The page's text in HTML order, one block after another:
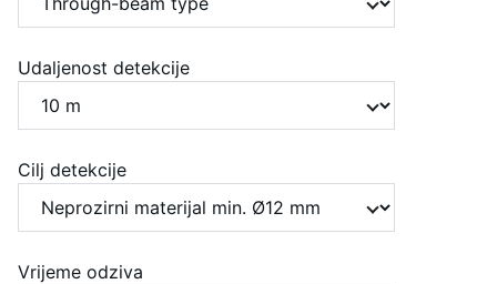
Udaljenost detekcije
Cilj detekcije
Vrijeme odziva